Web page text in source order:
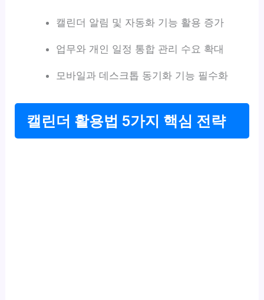
캘린더 알림 및 자동화 기능 활용 증가
업무와 개인 일정 통합 관리 수요 확대
모바일과 데스크톱 동기화 기능 필수화
캘린더 활용법 5가지 핵심 전략